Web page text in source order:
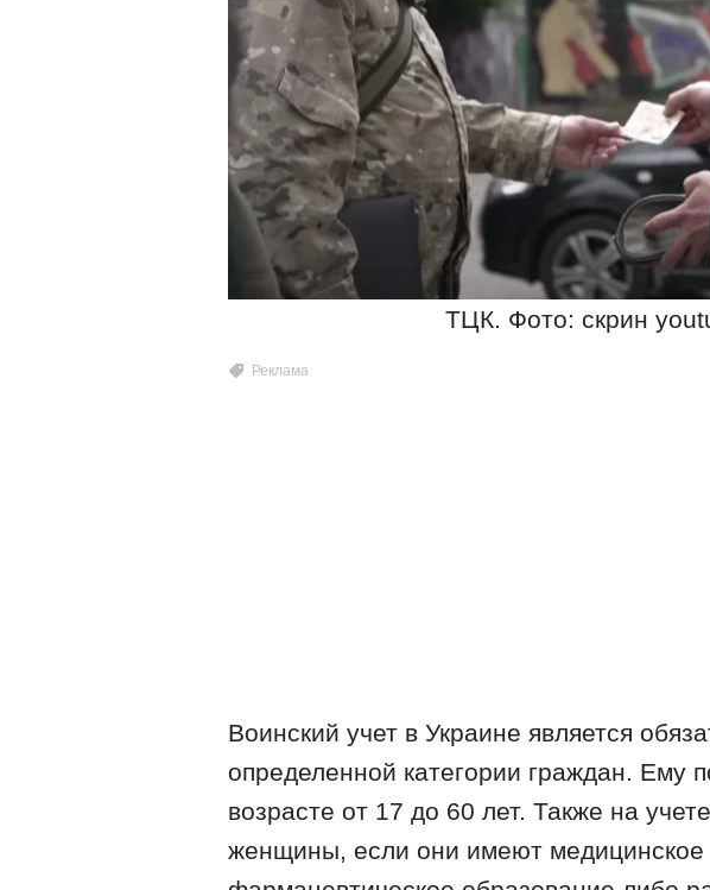
ТЦК. Фото: скрин
Воинский учет в Украине является
определенной категории граждан. Ему
возрасте от 17 до 60 лет. Также на
женщины, если они имеют медицинское